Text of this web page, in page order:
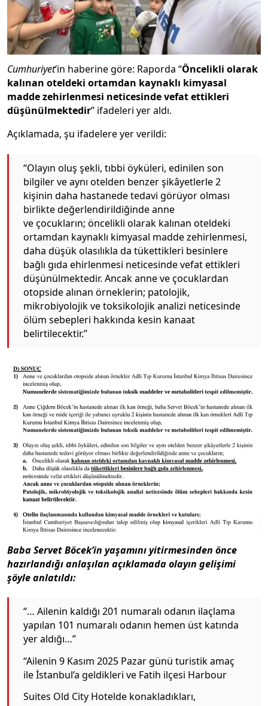
Cumhuriyet‘in haberine göre: Raporda “Öncelikli olarak
kalınan oteldeki ortamdan kaynaklı kimyasal
madde zehirlenmesi neticesinde vefat ettikleri
düşünülmektedir” ifadeleri yer aldı.
Açıklamada, şu ifadelere yer verildi:
“Olayın oluş şekli, tıbbi öyküleri, edinilen son
bilgiler ve aynı otelden benzer şikâyetlerle 2
kişinin daha hastanede tedavi görüyor olması
birlikte değerlendirildiğinde anne
ve çocukların; öncelikli olarak kalınan oteldeki
ortamdan kaynaklı kimyasal madde zehirlenmesi,
daha düşük olasılıkla da tükettikleri besinlere
bağlı gıda ehirlenmesi neticesinde vefat ettikleri
düşünülmektedir. Ancak anne ve çocuklardan
otopside alınan örneklerin; patolojik,
mikrobiyolojik ve toksikolojik analizi neticesinde
ölüm sebepleri hakkında kesin kanaat
belirtilecektir.”
Baba Servet Böcek’in yaşamını yitirmesinden önce
hazırlandığı anlaşılan açıklamada olayın gelişimi
şöyle anlatıldı:
“… Ailenin kaldığı 201 numaralı odanın ilaçlama
yapılan 101 numaralı odanın hemen üst katında
yer aldığı…”
“Ailenin 9 Kasım 2025 Pazar günü turistik amaç
ile İstanbul’a geldikleri ve Fatih ilçesi Harbour
Suites Old City Hotelde konakladıkları,